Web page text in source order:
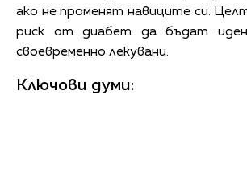
ако не променят навиците си.
риск от диабет да бъдат
своевременно лекувани.
Ключови думи: